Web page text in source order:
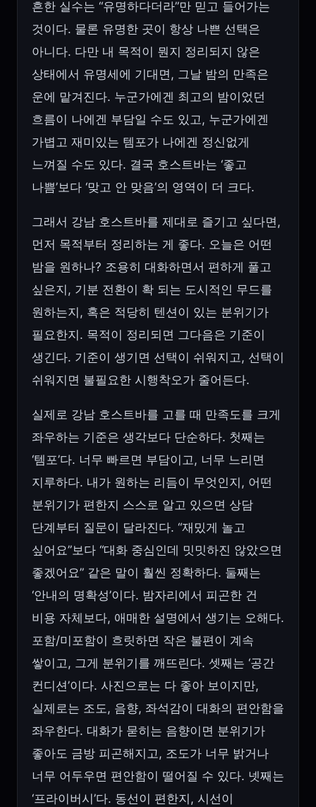
흔한 실수는 “유명하다더라”만 믿고 들어가는
것이다. 물론 유명한 곳이 항상 나쁜 선택은
아니다. 다만 내 목적이 뭔지 정리되지 않은
상태에서 유명세에 기대면, 그날 밤의 만족은
운에 맡겨진다. 누군가에겐 최고의 밤이었던
흐름이 나에겐 부담일 수도 있고, 누군가에겐
가볍고 재미있는 템포가 나에겐 정신없게
느껴질 수도 있다. 결국 호스트바는 ‘좋고
나쁨’보다 ‘맞고 안 맞음’의 영역이 더 크다.
그래서 강남 호스트바를 제대로 즐기고 싶다면,
먼저 목적부터 정리하는 게 좋다. 오늘은 어떤
밤을 원하나? 조용히 대화하면서 편하게 풀고
싶은지, 기분 전환이 확 되는 도시적인 무드를
원하는지, 혹은 적당히 텐션이 있는 분위기가
필요한지. 목적이 정리되면 그다음은 기준이
생긴다. 기준이 생기면 선택이 쉬워지고, 선택이
쉬워지면 불필요한 시행착오가 줄어든다.
실제로 강남 호스트바를 고를 때 만족도를 크게
좌우하는 기준은 생각보다 단순하다. 첫째는
‘템포’다. 너무 빠르면 부담이고, 너무 느리면
지루하다. 내가 원하는 리듬이 무엇인지, 어떤
분위기가 편한지 스스로 알고 있으면 상담
단계부터 질문이 달라진다. “재밌게 놀고
싶어요”보다 “대화 중심인데 밋밋하진 않았으면
좋겠어요” 같은 말이 훨씬 정확하다. 둘째는
‘안내의 명확성’이다. 밤자리에서 피곤한 건
비용 자체보다, 애매한 설명에서 생기는 오해다.
포함/미포함이 흐릿하면 작은 불편이 계속
쌓이고, 그게 분위기를 깨뜨린다. 셋째는 ‘공간
컨디션’이다. 사진으로는 다 좋아 보이지만,
실제로는 조도, 음향, 좌석감이 대화의 편안함을
좌우한다. 대화가 묻히는 음향이면 분위기가
좋아도 금방 피곤해지고, 조도가 너무 밝거나
너무 어두우면 편안함이 떨어질 수 있다. 넷째는
‘프라이버시’다. 동선이 편한지, 시선이